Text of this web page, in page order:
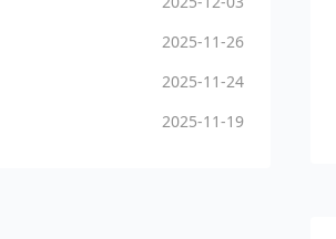
2025-11-26
2025-11-24
2025-11-19